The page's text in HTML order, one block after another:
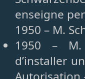
enseigne
1950 – M.
1950 – M.
d’installer